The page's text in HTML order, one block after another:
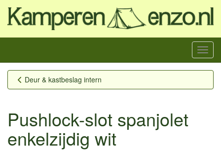
Menu
Deur & kastbeslag intern
Pushlock-slot spanjolet
enkelzijdig wit